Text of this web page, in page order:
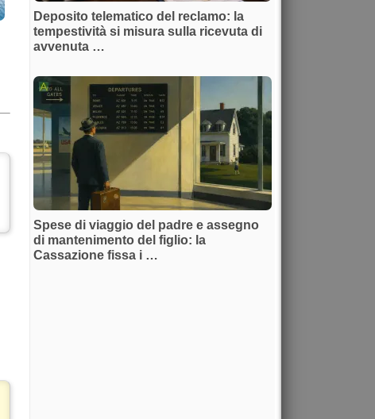
Deposito telematico del reclamo: la
tempestività si misura sulla ricevuta di
avvenuta …
Spese di viaggio del padre e assegno
di mantenimento del figlio: la
Cassazione fissa i …